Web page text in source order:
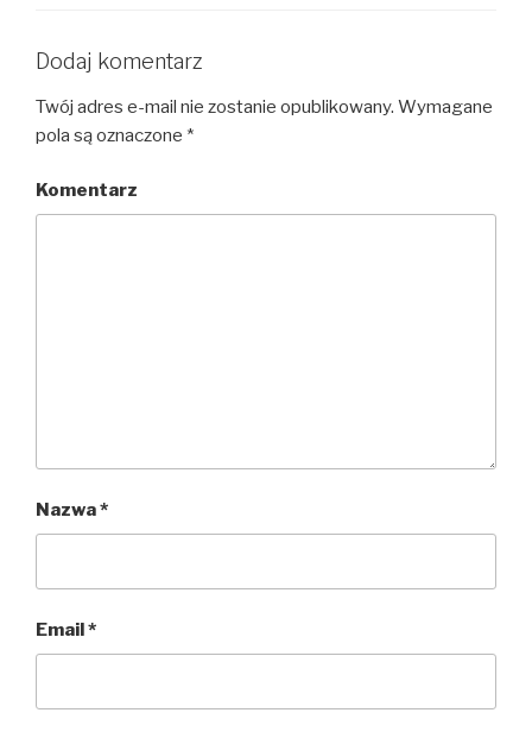
Dodaj komentarz
Twój adres e-mail nie zostanie opublikowany. Wymagane
pola są oznaczone *
Komentarz
Nazwa*
Email*